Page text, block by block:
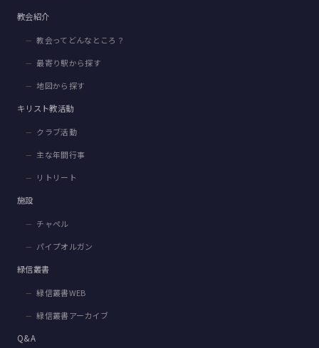
教会紹介
教会ってどんなところ？
最寄り駅から探す
地図から探す
キリスト教活動
クラブ活動
主な年間行事
リトリート
施設
チャペル
パイプオルガン
緑信叢書
緑信叢書WEB
緑信叢書アーカイブ
Q&A